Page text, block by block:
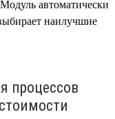
автоматически
наилучшие
процессов